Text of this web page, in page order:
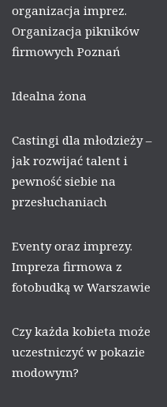
organizacja imprez.
Organizacja pikników
firmowych Poznań
Idealna żona
Castingi dla młodzieży –
jak rozwijać talent i
pewność siebie na
przesłuchaniach
Eventy oraz imprezy.
Impreza firmowa z
fotobudką w Warszawie
Czy każda kobieta może
uczestniczyć w pokazie
modowym?